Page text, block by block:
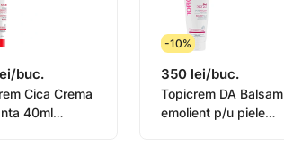
buc.
Cica Crema
40ml
-10%
350 lei/buc.
Topicrem DA Balsam
emolient p/u piele